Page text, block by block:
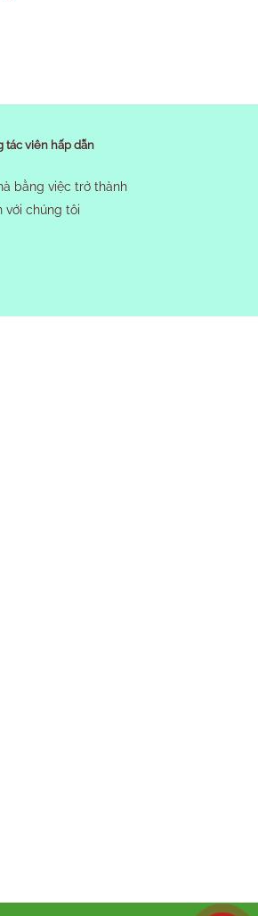
tác viên hấp dẫn
bằng việc trở thành
với chúng tôi